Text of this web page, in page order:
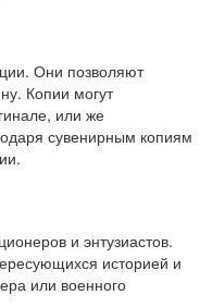
Они позволяют
Копии могут
или же
сувенирным копиям
и энтузиастов.
историей и
или военного